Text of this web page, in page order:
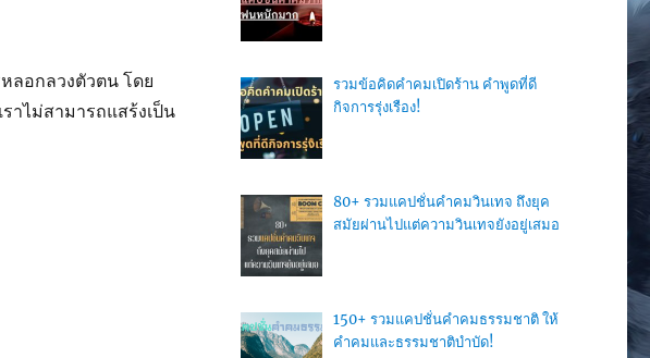
ลอกลวงตัวตน โดย
าไม่สามารถแสร้งเป็น
รวมข้อคิดคำคมเปิดร้าน คำพูดที่ดี
กิจการรุ่งเรือง!
80+ รวมแคปชั่นคำคมวินเทจ ถึงยุค
สมัยผ่านไปแต่ความวินเทจยังอยู่เสมอ
150+ รวมแคปชั่นคำคมธรรมชาติ ให้
คำคมและธรรมชาติบำบัด!